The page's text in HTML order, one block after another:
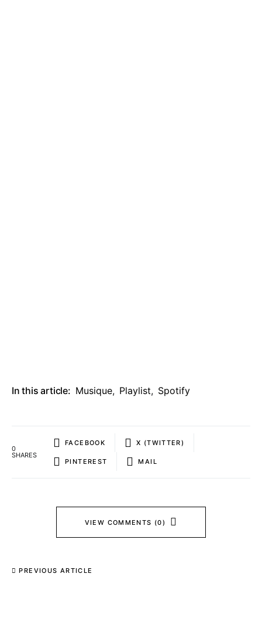
In this article: Musique, Playlist, Spotify
0
SHARES
FACEBOOK X (TWITTER)
PINTEREST MAIL
VIEW COMMENTS (0)
PREVIOUS ARTICLE